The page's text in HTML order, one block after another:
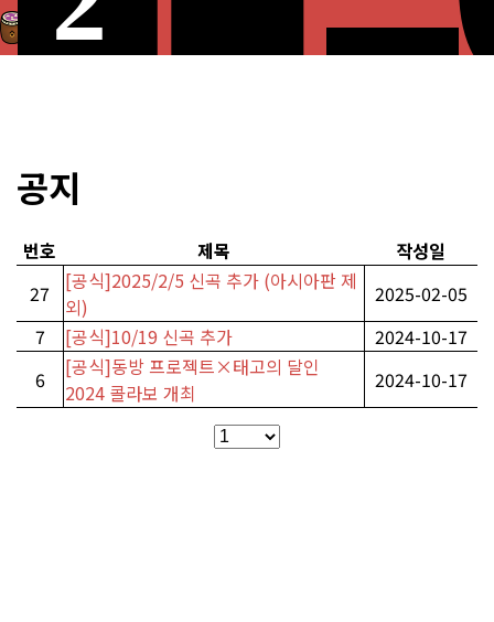
공지
번호 제목
작성일
27
[공식]2025/2/5 신곡 추가 (아시아판 제
외)
2025-02-05
7
[공식]10/19 신곡 추가
2024-10-17
6
[공식]동방 프로젝트×태고의 달인
2024 콜라보 개최
2024-10-17